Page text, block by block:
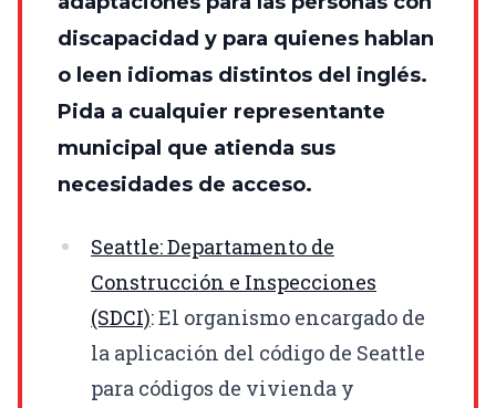
discapacidad y para quienes hablan
o leen idiomas distintos del inglés.
Pida a cualquier representante
municipal que atienda sus
necesidades de acceso.
Seattle: Departamento de
Construcción e Inspecciones
(SDCI): El organismo encargado de
la aplicación del código de Seattle
para códigos de vivienda y